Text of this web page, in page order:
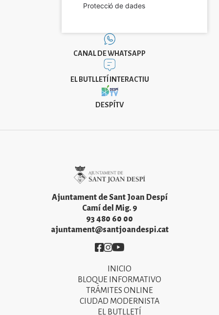
Protecció de dades
CANAL DE WHATSAPP
EL BUTLLETÍ INTERACTIU
DESPÍTV
Ajuntament de Sant Joan Despí
Camí del Mig. 9
93 480 60 00
ajuntament@santjoandespi.cat
Imatge
Imatge
Imatge
INICIO
BLOQUE INFORMATIVO
TRÁMITES ONLINE
CIUDAD MODERNISTA
EL BUTLLETÍ